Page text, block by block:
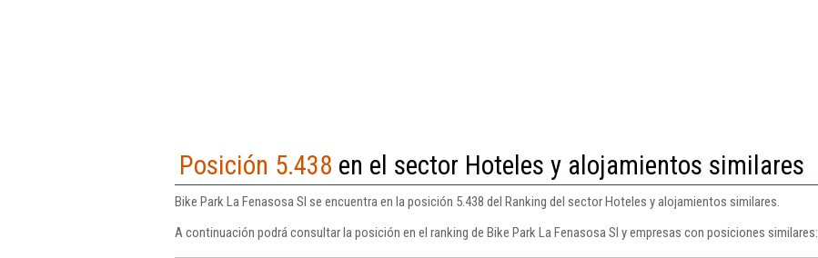
Posición 5.438 en el sector Hoteles y alojamientos similares
Bike Park La Fenasosa Sl se encuentra en la posición 5.438 del Ranking del sector Hoteles y alojamientos similares.
A continuación podrá consultar la posición en el ranking de Bike Park La Fenasosa Sl y empresas con posiciones similares: